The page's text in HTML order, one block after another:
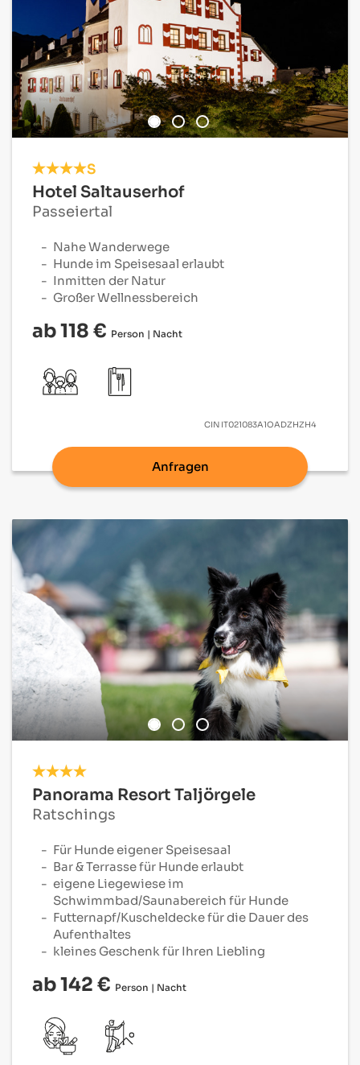
S
Hotel Saltauserhof
Passeiertal
Nahe Wanderwege
Hunde im Speisesaal erlaubt
Inmitten der Natur
Großer Wellnessbereich
ab 118 € Person | Nacht
CIN IT021083A1OADZHZH4
Anfragen
Panorama Resort Taljörgele
Ratschings
Für Hunde eigener Speisesaal
Bar & Terrasse für Hunde erlaubt
eigene Liegewiese im
Schwimmbad/Saunabereich für Hunde
Futternapf/Kuscheldecke für die Dauer des
Aufenthaltes
kleines Geschenk für Ihren Liebling
ab 142 € Person | Nacht